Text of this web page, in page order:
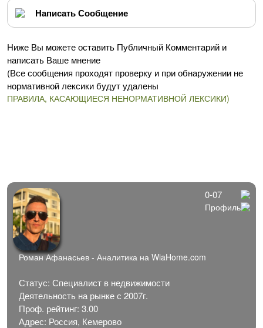
Написать Сообщение
Ниже Вы можете оставить Публичный Комментарий и
написать Ваше мнение
(Все сообщения проходят проверку и при обнаружении не
нормативной лексики будут удалены
ПРАВИЛА, КАСАЮЩИЕСЯ НЕНОРМАТИВНОЙ ЛЕКСИКИ)
0-07
Профиль
Роман Афанасьев - Аналитика на WiaHome.com
Статус: Специалист в недвижимости
Деятельность на рынке с 2007г.
Проф. рейтинг: 3.00
Адрес: Россия, Кемерово